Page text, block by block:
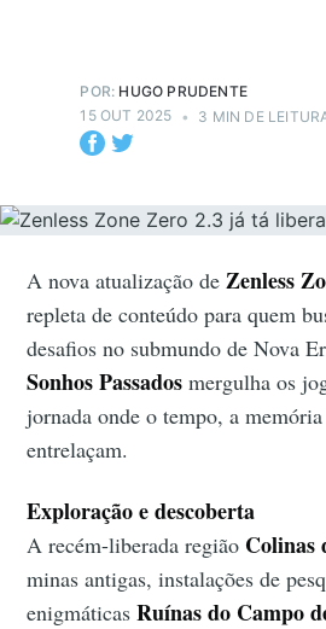
POR: HUGO PRUDENTE
15 OUT 2025 • 3 MIN DE
A nova atualização de Zenless
repleta de conteúdo para quem
desafios no submundo de Nova
Sonhos Passados mergulha os
jornada onde o tempo, a
entrelaçam.
Exploração e descoberta
A recém-liberada região Colinas
minas antigas, instalações de
enigmáticasRuínas do Campo